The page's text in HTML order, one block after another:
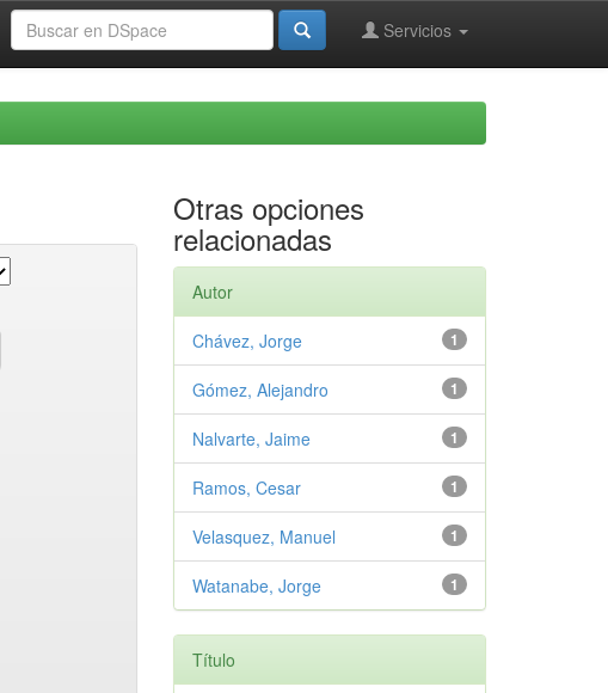
Servicios
Otras opciones
relacionadas
Autor
1
Chávez, Jorge
1
Gómez, Alejandro
1
Nalvarte, Jaime
1
Ramos, Cesar
1
Velasquez, Manuel
1
Watanabe, Jorge
Título